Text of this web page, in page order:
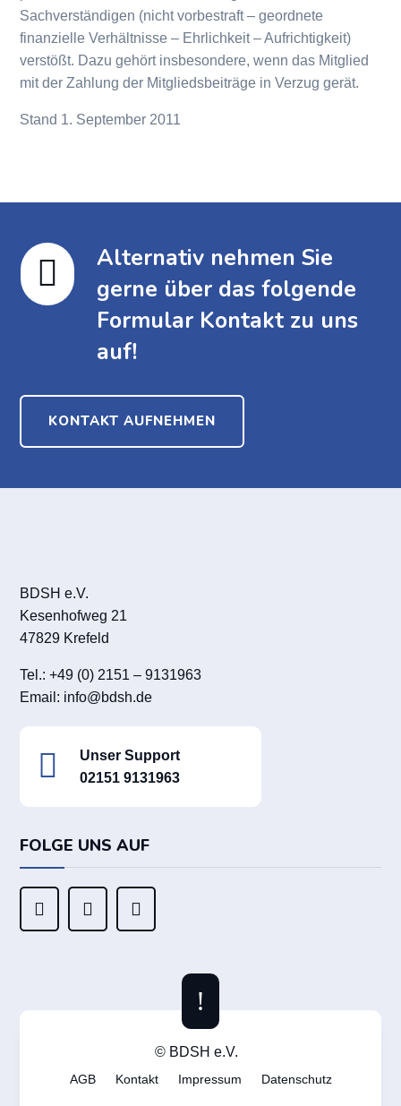
Sachverständigen (nicht vorbestraft – geordnete
finanzielle Verhältnisse – Ehrlichkeit – Aufrichtigkeit)
verstößt. Dazu gehört insbesondere, wenn das Mitglied
mit der Zahlung der Mitgliedsbeiträge in Verzug gerät.
Stand 1. September 2011

Alternativ nehmen Sie
gerne über das folgende
Formular Kontakt zu uns
auf!
KONTAKT AUFNEHMEN
BDSH e.V.
Kesenhofweg 21
47829 Krefeld
Tel.: +49 (0) 2151 – 9131963
Email: info@bdsh.de

Unser Support
02151 9131963
FOLGE UNS AUF
  
!
© BDSH e.V.
AGB Kontakt Impressum Datenschutz